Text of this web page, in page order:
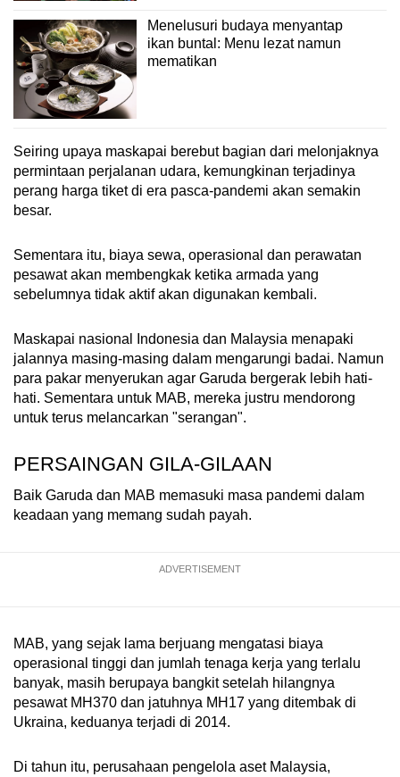
Menelusuri budaya menyantap
ikan buntal: Menu lezat namun
mematikan
Seiring upaya maskapai berebut bagian dari melonjaknya
permintaan perjalanan udara, kemungkinan terjadinya
perang harga tiket di era pasca-pandemi akan semakin
besar.
Sementara itu, biaya sewa, operasional dan perawatan
pesawat akan membengkak ketika armada yang
sebelumnya tidak aktif akan digunakan kembali.
Maskapai nasional Indonesia dan Malaysia menapaki
jalannya masing-masing dalam mengarungi badai. Namun
para pakar menyerukan agar Garuda bergerak lebih hati-
hati. Sementara untuk MAB, mereka justru mendorong
untuk terus melancarkan "serangan".
PERSAINGAN GILA-GILAAN
Baik Garuda dan MAB memasuki masa pandemi dalam
keadaan yang memang sudah payah.
ADVERTISEMENT
MAB, yang sejak lama berjuang mengatasi biaya
operasional tinggi dan jumlah tenaga kerja yang terlalu
banyak, masih berupaya bangkit setelah hilangnya
pesawat MH370 dan jatuhnya MH17 yang ditembak di
Ukraina, keduanya terjadi di 2014.
Di tahun itu, perusahaan pengelola aset Malaysia,